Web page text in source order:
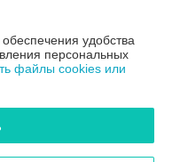
удобства
персональных
файлы cookies или